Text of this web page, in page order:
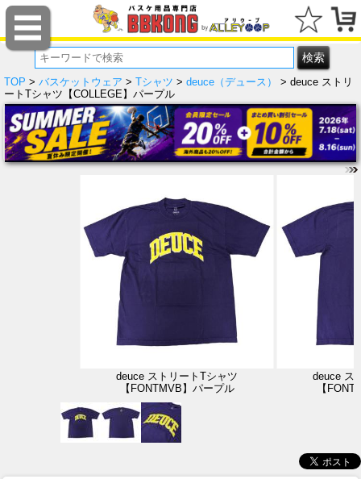
TOP > バスケットウェア > Tシャツ > deuce（デュース）
> deuce ストリ
ートTシャツ【COLLEGE】パープル
deuce ストリートTシャツ
【FONTMVB】パープル
deuce ス
【